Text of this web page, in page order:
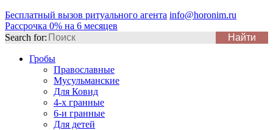
Бесплатный вызов ритуального агента info@horonim.ru
Рассрочка 0% на 6 месяцев
Search for:
Гробы
Православные
Мусульманские
Для Ковид
4-х гранные
6-и гранные
Для детей